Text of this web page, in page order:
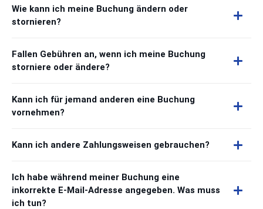
Wie kann ich meine Buchung ändern oder
stornieren?
Fallen Gebühren an, wenn ich meine Buchung
storniere oder ändere?
Kann ich für jemand anderen eine Buchung
vornehmen?
Kann ich andere Zahlungsweisen gebrauchen?
Ich habe während meiner Buchung eine
inkorrekte E-Mail-Adresse angegeben. Was muss
ich tun?